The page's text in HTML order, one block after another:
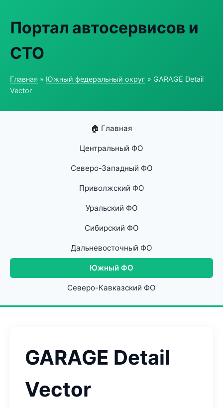
Портал автосервисов и
СТО
Главная » Южный федеральный округ » GARAGE Detail
Vector
🏠 Главная
Центральный ФО
Северо-Западный ФО
Приволжский ФО
Уральский ФО
Сибирский ФО
Дальневосточный ФО
Южный ФО
Северо-Кавказский ФО
GARAGE Detail
Vector